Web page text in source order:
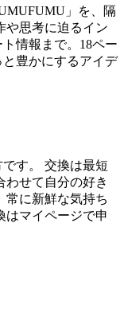
」を、隔
や思考に迫るイン
情報まで。18ペー
豊かにするアイデ
す。 交換は最短
わせて自分の好き
常に新鮮な気持ち
はマイページで申